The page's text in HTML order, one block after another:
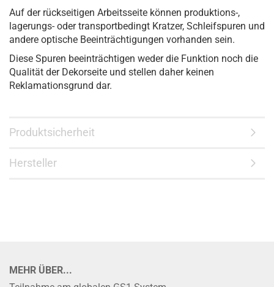
Auf der rückseitigen Arbeitsseite können produktions-,
lagerungs- oder transportbedingt Kratzer, Schleifspuren und
andere optische Beeinträchtigungen vorhanden sein.
Diese Spuren beeinträchtigen weder die Funktion noch die
Qualität der Dekorseite und stellen daher keinen
Reklamationsgrund dar.
Produktsicherheit
Hersteller
MEHR ÜBER...